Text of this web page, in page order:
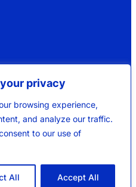
privacy
browsing experience,
and analyze our traffic.
to our use of
All Accept All